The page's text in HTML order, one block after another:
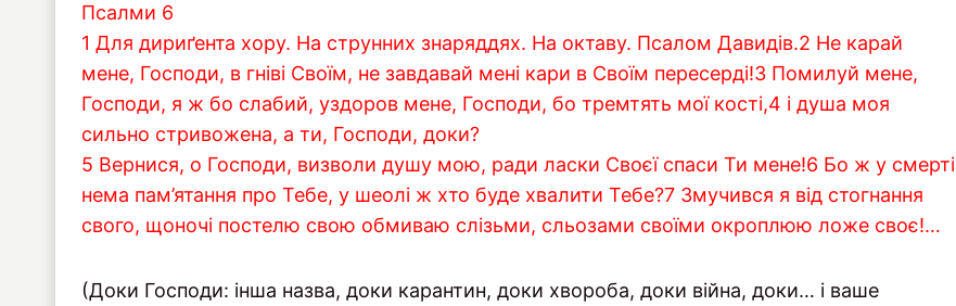
Псалми 6
1 Для дириґента хору. На струнних знаряддях. На октаву. Псалом Давидів.2 Не карай
мене, Господи, в гніві Своїм, не завдавай мені кари в Своїм пересерді!3 Помилуй мене,
Господи, я ж бо слабий, уздоров мене, Господи, бо тремтять мої кості,4 і душа моя
сильно стривожена, а ти, Господи, доки?
5 Вернися, о Господи, визволи душу мою, ради ласки Своєї спаси Ти мене!6 Бо ж у смерті
нема пам’ятання про Тебе, у шеолі ж хто буде хвалити Тебе?7 Змучився я від стогнання
свого, щоночі постелю свою обмиваю слізьми, сльозами своїми окроплюю ложе своє!…
(Доки Господи: інша назва, доки карантин, доки хвороба, доки війна, доки… і ваше